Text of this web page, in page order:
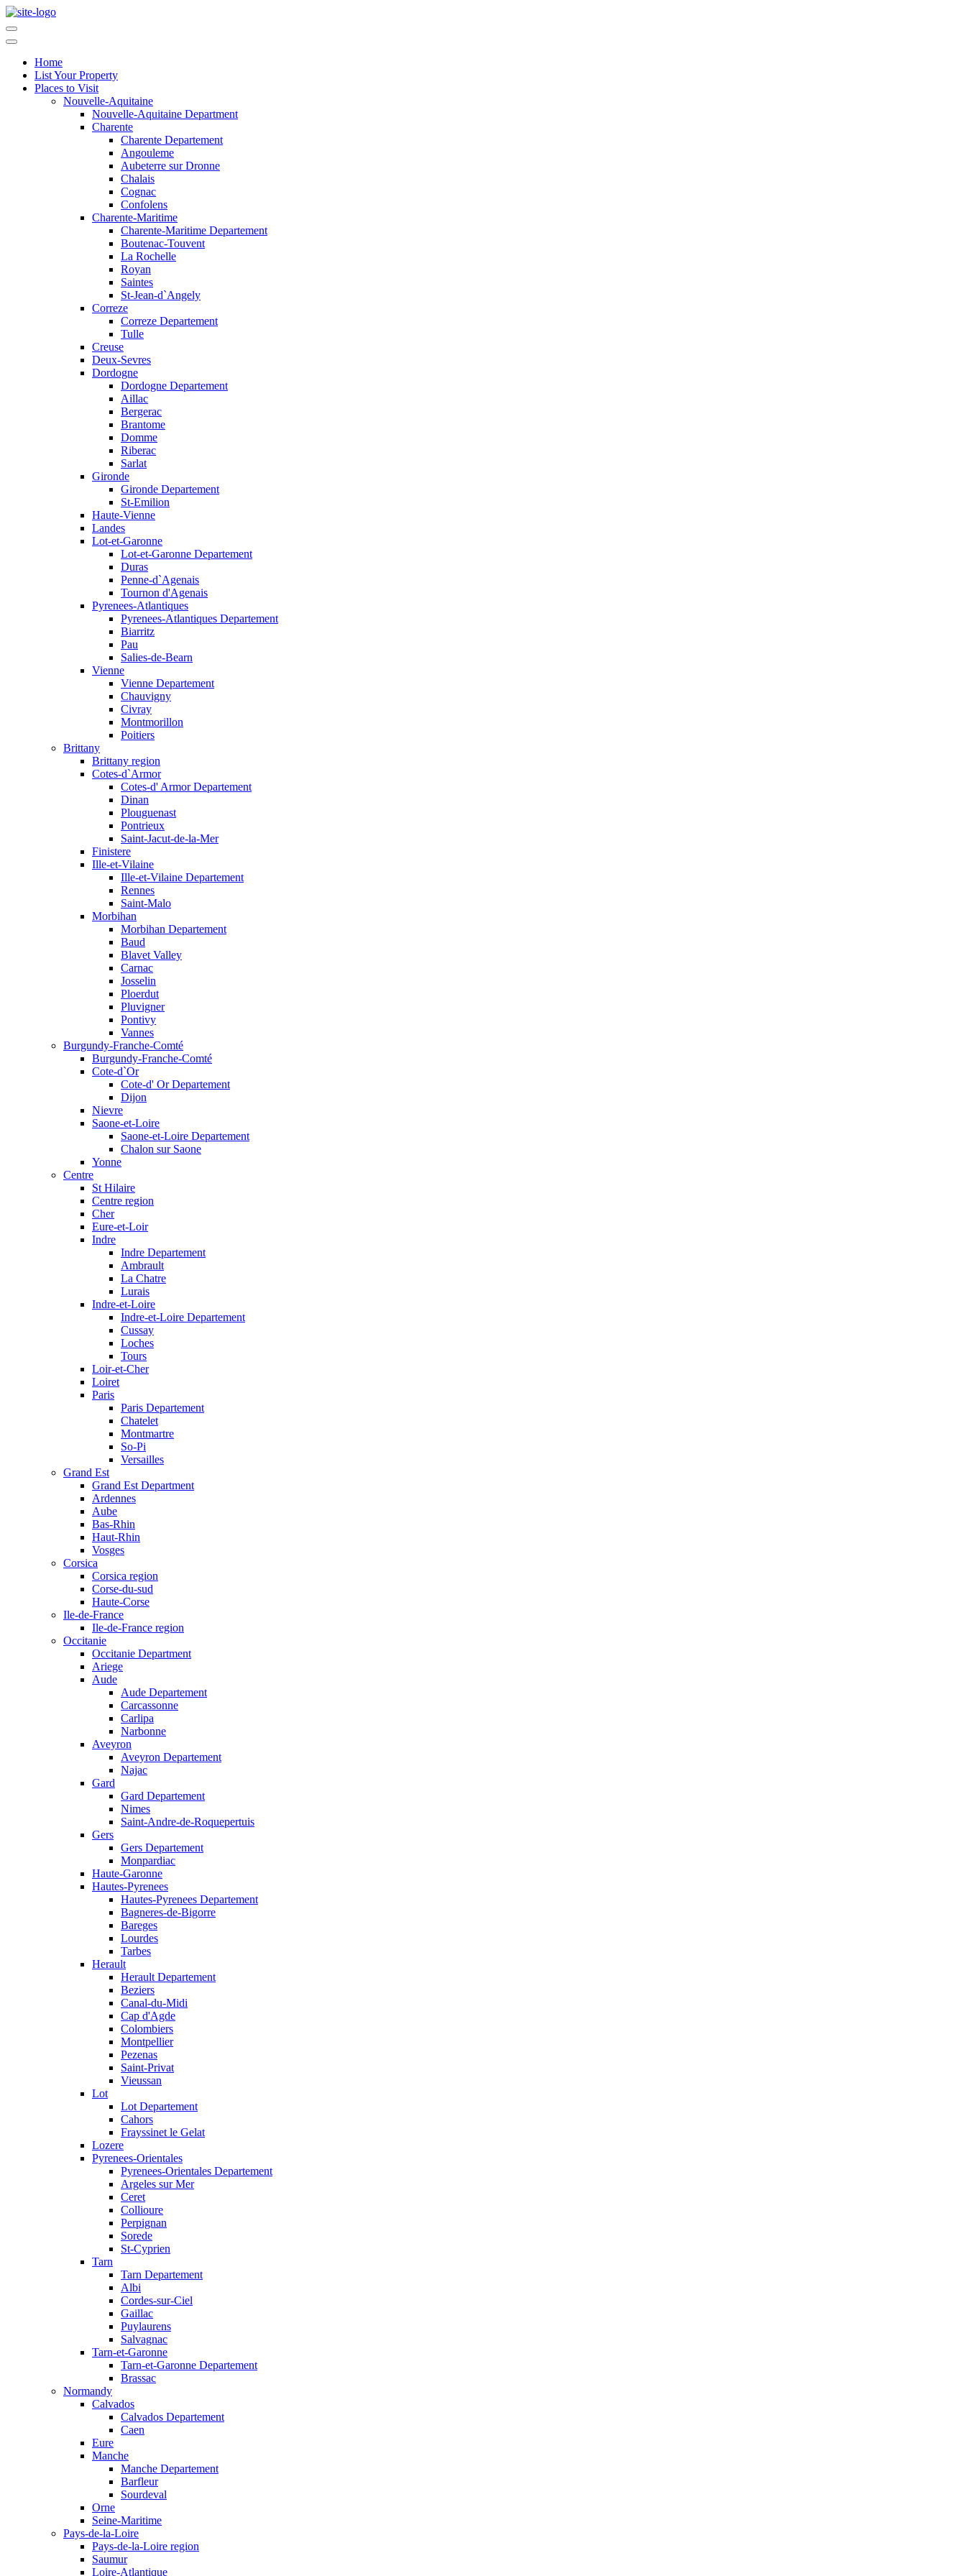
Home
List Your Property
Places to Visit
Nouvelle-Aquitaine
Nouvelle-Aquitaine Department
Charente
Charente Departement
Angouleme
Aubeterre sur Dronne
Chalais
Cognac
Confolens
Charente-Maritime
Charente-Maritime Departement
Boutenac-Touvent
La Rochelle
Royan
Saintes
St-Jean-d`Angely
Correze
Correze Departement
Tulle
Creuse
Deux-Sevres
Dordogne
Dordogne Departement
Aillac
Bergerac
Brantome
Domme
Riberac
Sarlat
Gironde
Gironde Departement
St-Emilion
Haute-Vienne
Landes
Lot-et-Garonne
Lot-et-Garonne Departement
Duras
Penne-d`Agenais
Tournon d'Agenais
Pyrenees-Atlantiques
Pyrenees-Atlantiques Departement
Biarritz
Pau
Salies-de-Bearn
Vienne
Vienne Departement
Chauvigny
Civray
Montmorillon
Poitiers
Brittany
Brittany region
Cotes-d`Armor
Cotes-d' Armor Departement
Dinan
Plouguenast
Pontrieux
Saint-Jacut-de-la-Mer
Finistere
Ille-et-Vilaine
Ille-et-Vilaine Departement
Rennes
Saint-Malo
Morbihan
Morbihan Departement
Baud
Blavet Valley
Carnac
Josselin
Ploerdut
Pluvigner
Pontivy
Vannes
Burgundy-Franche-Comté
Burgundy-Franche-Comté
Cote-d`Or
Cote-d' Or Departement
Dijon
Nievre
Saone-et-Loire
Saone-et-Loire Departement
Chalon sur Saone
Yonne
Centre
St Hilaire
Centre region
Cher
Eure-et-Loir
Indre
Indre Departement
Ambrault
La Chatre
Lurais
Indre-et-Loire
Indre-et-Loire Departement
Cussay
Loches
Tours
Loir-et-Cher
Loiret
Paris
Paris Departement
Chatelet
Montmartre
So-Pi
Versailles
Grand Est
Grand Est Department
Ardennes
Aube
Bas-Rhin
Haut-Rhin
Vosges
Corsica
Corsica region
Corse-du-sud
Haute-Corse
Ile-de-France
Ile-de-France region
Occitanie
Occitanie Department
Ariege
Aude
Aude Departement
Carcassonne
Carlipa
Narbonne
Aveyron
Aveyron Departement
Najac
Gard
Gard Departement
Nimes
Saint-Andre-de-Roquepertuis
Gers
Gers Departement
Monpardiac
Haute-Garonne
Hautes-Pyrenees
Hautes-Pyrenees Departement
Bagneres-de-Bigorre
Bareges
Lourdes
Tarbes
Herault
Herault Departement
Beziers
Canal-du-Midi
Cap d'Agde
Colombiers
Montpellier
Pezenas
Saint-Privat
Vieussan
Lot
Lot Departement
Cahors
Frayssinet le Gelat
Lozere
Pyrenees-Orientales
Pyrenees-Orientales Departement
Argeles sur Mer
Ceret
Collioure
Perpignan
Sorede
St-Cyprien
Tarn
Tarn Departement
Albi
Cordes-sur-Ciel
Gaillac
Puylaurens
Salvagnac
Tarn-et-Garonne
Tarn-et-Garonne Departement
Brassac
Normandy
Calvados
Calvados Departement
Caen
Eure
Manche
Manche Departement
Barfleur
Sourdeval
Orne
Seine-Maritime
Pays-de-la-Loire
Pays-de-la-Loire region
Saumur
Loire-Atlantique